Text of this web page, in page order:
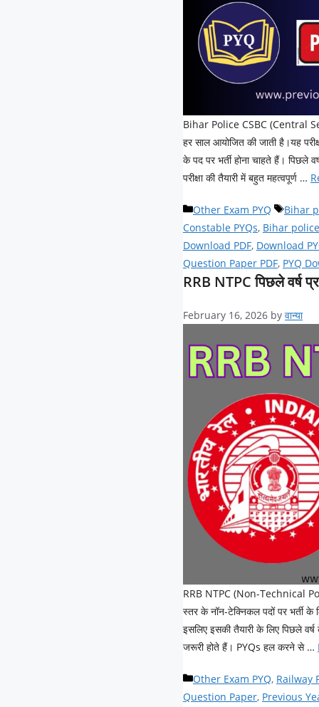
Bihar Police CSBC (Central
हर साल आयोजित की जाती है।यह
के पद पर भर्ती होना चाहते हैं।
परीक्षा की तैयारी में बहुत महत्वपूर्ण …
Categories
Other Exam PYQ Tags
Bihar
Constable PYQs, Bihar
Download PDF, Download
Question Paper PDF, PYQ
RRB NTPC पिछले वर्ष
February 16, 2026 by वान्या
RRB NTPC (Non-Technical
स्तर के नॉन-टेक्निकल पदों पर भर्ती के
इसलिए इसकी तैयारी के लिए पिछले
जरूरी होते हैं। PYQs हल करने से …
Categories
Other Exam PYQ, Railway
Question Paper, Previous